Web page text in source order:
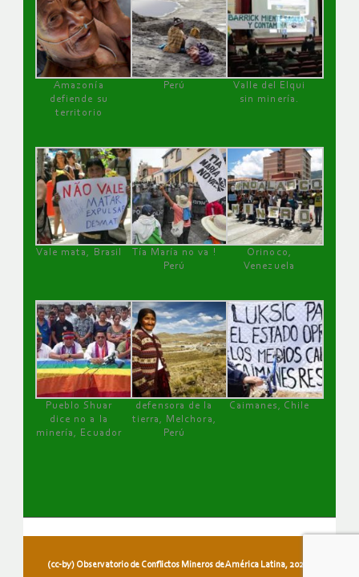
Amazonía
defiende su
territorio
Perú
Valle del Elqui
sin minería.
Vale mata, Brasil
Tía María no va !
Perú
Orinoco,
Venezuela
Pueblo Shuar
dice no a la
minería, Ecuador
defensora de la
tierra, Melchora,
Perú
Caimanes, Chile
(cc-by) Observatorio de Conflictos Mineros de América Latina, 2026